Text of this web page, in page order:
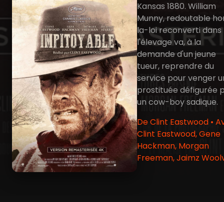
Kansas 1880. William
Munny, redoutable
la-loi reconverti dans
l'élevage va, à la
demande d'un jeune
tueur, reprendre du
service pour venger
prostituée défigurée
un cow-boy sadique.
De Clint Eastwood •
Clint Eastwood, Gene
Hackman, Morgan
Freeman, Jaimz